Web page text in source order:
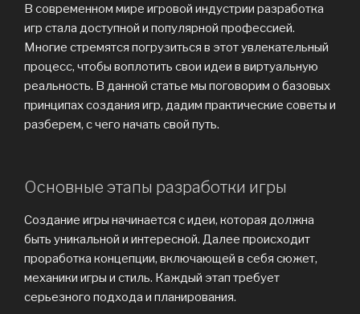
В современном мире игровой индустрии разработка
игр стала доступной и популярной профессией.
Многие стремятся погрузиться в этот увлекательный
процесс, чтобы воплотить свои идеи в виртуальную
реальность. В данной статье мы поговорим о базовых
принципах создания игр, дадим практические советы и
разберем, с чего начать свой путь.
Основные этапы разработки игры
Создание игры начинается с идеи, которая должна
быть уникальной и интересной. Далее происходит
проработка концепции, включающей в себя сюжет,
механики игры и стиль. Каждый этап требует
серьезного подхода и планирования.